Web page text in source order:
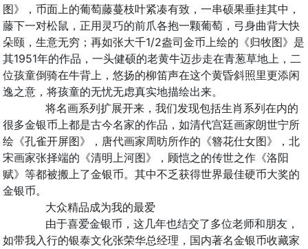
图》，币面上的葡萄藤蔓枝叶紧凑有致，一串硕果垂挂其中，
藤下一对松鼠，正用灵巧的前爪各抱一颗葡萄，弓身曲背大快
朵颐，生意无穷；再如张大千1/2盎司金币上绘的《归牧图》是
其1951年的作品，一头健硕的老黄牛迈步走在青葱草地上，二
位孩童倒骑在牛背上，悠扬的柳笛声在这个黄昏斜照里更添闲
逸之意，将孩童的无忧无虑真实地描绘出来。
将名画系列扩展开来，我们发现包括生肖系列在内的
很多金银币上都是古今名家的作品，如清代宫廷画家朗世宁所
绘《孔雀开屏图》，唐代画家周昉所作的《簪花仕女图》，北
宋画家张择端的《清明上河图》，顾恺之的传世之作《洛阳
赋》等都被搬上了金银币。其中不乏获得世界最佳硬币大奖的
金银币。
大众精品成为我的最爱
由于喜爱金银币，这几年也结交了多位老师和朋友，
如带我入行的银泰文化张荣华总经理，国内著名金银币收藏家